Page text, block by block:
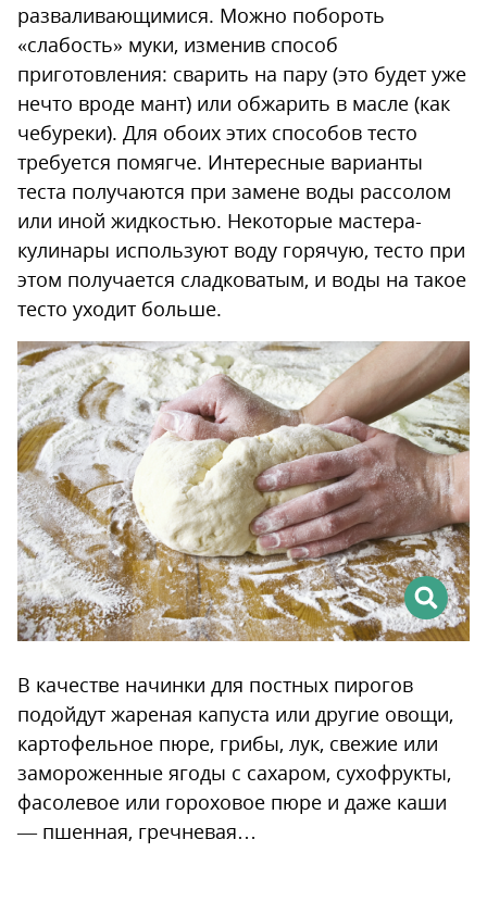
разваливающимися. Можно побороть
«слабость» муки, изменив способ
приготовления: сварить на пару (это будет уже
нечто вроде мант) или обжарить в масле (как
чебуреки). Для обоих этих способов тесто
требуется помягче. Интересные варианты
теста получаются при замене воды рассолом
или иной жидкостью. Некоторые мастера-
кулинары используют воду горячую, тесто при
этом получается сладковатым, и воды на такое
тесто уходит больше.
В качестве начинки для постных пирогов
подойдут жареная капуста или другие овощи,
картофельное пюре, грибы, лук, свежие или
замороженные ягоды с сахаром, сухофрукты,
фасолевое или гороховое пюре и даже каши
— пшенная, гречневая…